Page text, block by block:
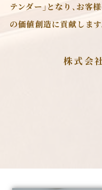
テンダー｣となり､お客
の価値創造に貢献します
株式